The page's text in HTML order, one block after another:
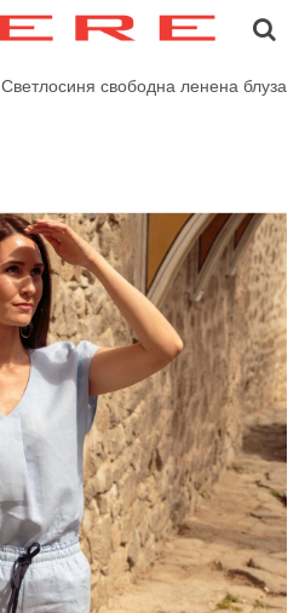
Светлосиня свободна ленена блуза